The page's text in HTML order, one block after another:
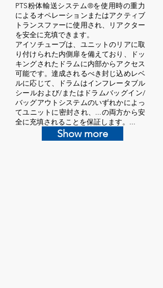
PTS粉体輸送システム®を使用時の重力
によるオペレーションまたはアクティブ
トランスファーに使用され、リアクター
を安全に充填できます。
アイソチューブは、ユニットのリアに取
り付けられた内側扉を備えており、ドッ
キングされたドラムに内部からアクセス
可能です。達成されるべき封じ込めレベ
ルに応じて、ドラムはインフレータブル
シールおよび/またはドラムバッグイン/
バッグアウトシステムのいずれかによっ
てユニットに密封され、...の両方から安
全に充填されることを保証します。...
Show more